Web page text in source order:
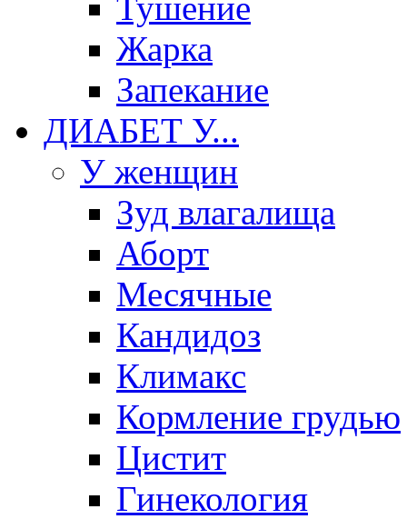
Жарка
Запекание
ДИАБЕТ У...
У женщин
Зуд влагалища
Аборт
Месячные
Кандидоз
Климакс
Кормление грудью
Цистит
Гинекология